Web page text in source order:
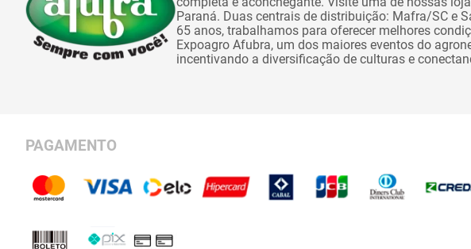
Paraná. Duas centrais de distribuição: Mafra/SC e
65 anos, trabalhamos para oferecer melhores
Expoagro Afubra, um dos maiores eventos do
incentivando a diversificação de culturas e
PAGAMENTO